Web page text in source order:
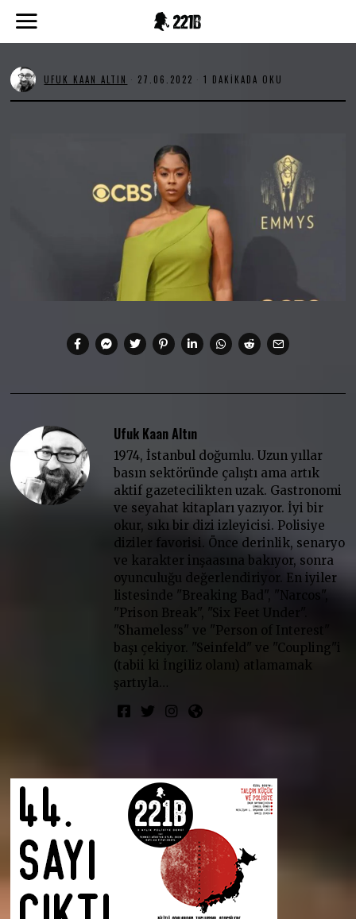
UFUK KAAN ALTIN 27.06.2022 2
.
1 DAKIKADA OKU
Ufuk Kaan Altın
1974, İstanbul doğumlu. Uzun yıllar
basın sektöründe çalıştı ama artık
aktif gazetecilikten uzak. Gastronomi
ve seyahat kitapları yazıyor. İyi bir
okur, sıkı bir dizi izleyicisi. Polisiye
diziler favorisi. Önce derinlik, senaryo
ve karakter inşaasına bakıyor, sonra
oyunculuğu değerlendiriyor. En iyiler
listesinde "Breaking Bad", "Narcos",
"Prison Break", "Six Feet Under".
"Shameless" ve "Person of Interest"
başı çekiyor. "Seinfeld" ve "Coupling"i
(tabii ki İngiliz olanı) atlamamak
şartıyla…